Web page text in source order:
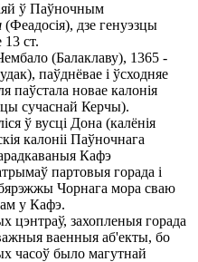
ў Паўночным
(Феадосія), дзе генуэзцы
13 ст.
(Балаклаву), 1365 -
паўднёвае і ўсходняе
паўстала новае калонія
сучаснай Керчы).
ў вусці Дона (калёнія
калоніі Паўночнага
Кафэ
партовыя горада і
Чорнага мора сваю
у Кафэ.
цэнтраў, захопленыя горада
ваенныя аб'екты, бо
часоў было магутнай